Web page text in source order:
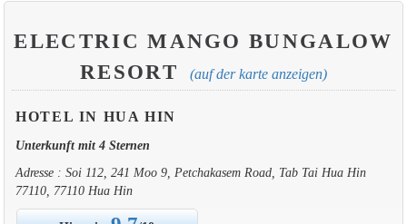
ELECTRIC MANGO BUNGALOW
RESORT
(auf der karte anzeigen)
HOTEL IN HUA HIN
Unterkunft mit 4 Sternen
Adresse : Soi 112, 241 Moo 9, Petchakasem Road, Tab Tai Hua Hin
77110, 77110 Hua Hin